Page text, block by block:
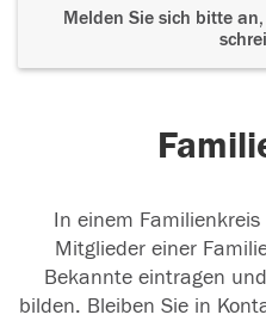
Melden Sie sich bitte
In einem
Mitglieder einer
Bekannte eintragen
bilden. Bleiben Sie in